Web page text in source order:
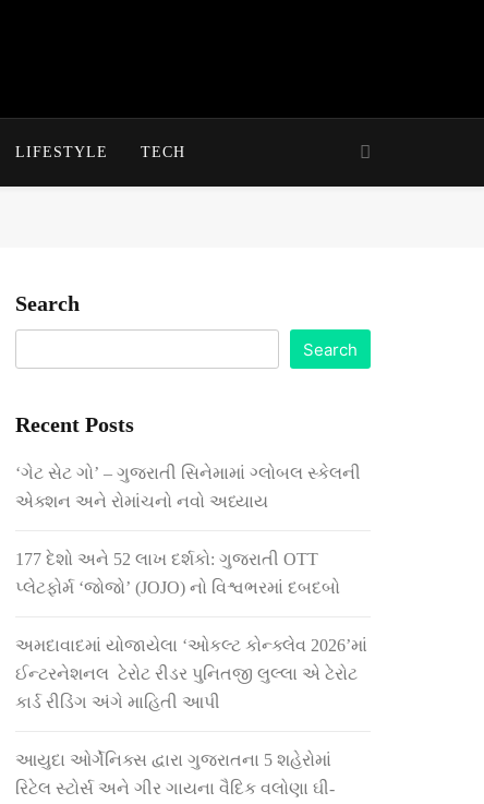
LIFESTYLE TECH
Search
Search
Recent Posts
‘ગેટ સેટ ગો’ – ગુજરાતી સિનેમામાં ગ્લોબલ સ્કેલની
એક્શન અને રોમાંચનો નવો અધ્યાય
177 દેશો અને 52 લાખ દર્શકો: ગુજરાતી OTT
પ્લેટફોર્મ ‘જોજો’ (JOJO) નો વિશ્વભરમાં દબદબો
અમદાવાદમાં યોજાયેલા ‘ઓકલ્ટ કોન્ક્લેવ 2026’માં
ઈન્ટરનેશનલ ટેરોટ રીડર પુનિતજી લુલ્લા એ ટેરોટ
કાર્ડ રીડિંગ અંગે માહિતી આપી
આયુદા ઓર્ગેનિક્સ દ્વારા ગુજરાતના 5 શહેરોમાં
રિટેલ સ્ટોર્સ અને ગીર ગાયના વૈદિક વલોણા ઘી-